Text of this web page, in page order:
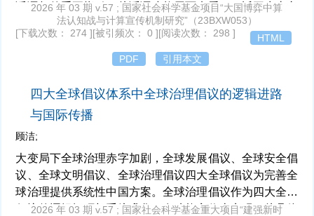
话语权的重要指引。从话语建构层面来看，习近平生态文
明思想的核心在于破立并举，既以人类命运共同体理念深
刻解构西方生态帝国主义叙事，又重塑碳等议题的概念内
涵，将气候与碳议题从西方设定的发展制约叙事，转化为
生态文明思想国际传播实践的关键在于身份转换与内外联
动，即在着力打破西方生态话语垄断、推动中国从全球治
理规则接受者向建构者转变的同时，将生态文明理论创新
与国内生态文明建设整体布局深度结合。习近平生态文明
思想的话语建构与战略传播路径的协同发力，不仅深化了
全球生态治理的理论与实践，更为重塑公平合理的生态治
理新规则贡献了坚实的中国智慧。
2026 年 03 期 v.57 ; 国家社会科学基金项目“大国博弈中算
法认知战与计算宣传机制研究”（23BXW053）
[下载次数： 274 ][被引频次： 0 ][阅读次数： 298 ]
HTML
PDF
引用本文
四大全球倡议体系中全球治理倡议的逻辑进路
与国际传播
顾洁;
大变局下全球治理赤字加剧，全球发展倡议、全球安全倡
议、全球文明倡议、全球治理倡议四大全球倡议为完善全
球治理提供系统性中国方案。全球治理倡议作为四大全球
倡议的逻辑闭环与系统升华，在功能定位上实现了从具体
2026 年 03 期 v.57 ; 国家社会科学基金重大项目“建强新时